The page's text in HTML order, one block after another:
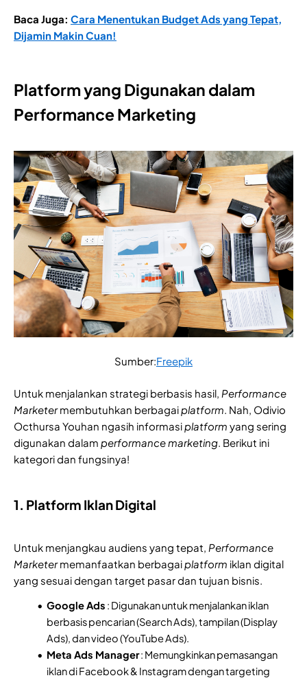
Baca Juga: Cara Menentukan Budget Ads yang Tepat,
Dijamin Makin Cuan!
Platform yang Digunakan dalam
Performance Marketing
Sumber:Freepik
Untuk menjalankan strategi berbasis hasil, Performance
Marketermembutuhkan berbagaiplatform. Nah, Odivio
Octhursa Youhan ngasih informasiplatform yang sering
digunakan dalam performance marketing. Berikut ini
kategori dan fungsinya!
1. Platform Iklan Digital
Untuk menjangkau audiens yang tepat, Performance
Marketermemanfaatkan berbagaiplatform iklan digital
yang sesuai dengan target pasar dan tujuan bisnis.
Google Ads : Digunakan untuk menjalankan iklan
berbasis pencarian (Search Ads), tampilan (Display
Ads), dan video (YouTube Ads).
Meta Ads Manager: Memungkinkan pemasangan
iklan di Facebook & Instagram dengan targeting